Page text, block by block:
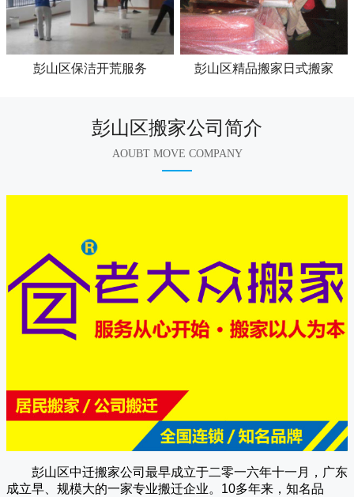
彭山区保洁开荒服务 彭山区精品搬家日式搬家
彭山区搬家公司简介
AOUBT MOVE COMPANY
彭山区中迁搬家公司 最早成立于二零一六年十一月，广东
成立早、规模大的一家专业搬迁企业。10多年来，知名品